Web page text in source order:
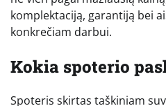
komplektaciją, garantiją bei
konkrečiam darbui.
Kokia spoterio
Spoteris skirtas taškiniam